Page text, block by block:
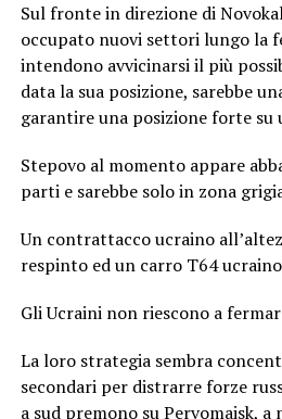
Sul fronte in direzione di
occupato nuovi settori lungo la
intendono avvicinarsi il più
data la sua posizione, sarebbe
garantire una posizione forte su
Stepovo al momento appare
parti e sarebbe solo in zona
Un contrattacco ucraino
respinto ed un carro T64
Gli Ucraini non riescono a
La loro strategia sembra
secondari per distrarre forze
a sud premono su Pervomaisk, a